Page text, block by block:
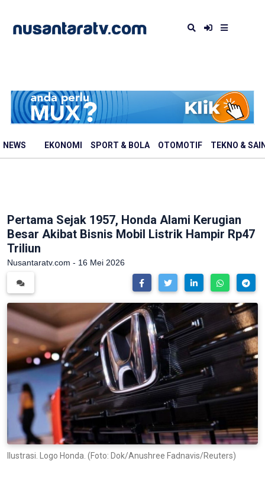
NEWS EKONOMI SPORT & BOLA OTOMOTIF TEKNO &
Pertama Sejak 1957, Honda Alami Kerugian
Besar Akibat Bisnis Mobil Listrik Hampir Rp47
Triliun
Nusantaratv.com - 16 Mei 2026
Ilustrasi. Logo Honda. (Foto: Dok/Anushree Fadnavis/Reuters)